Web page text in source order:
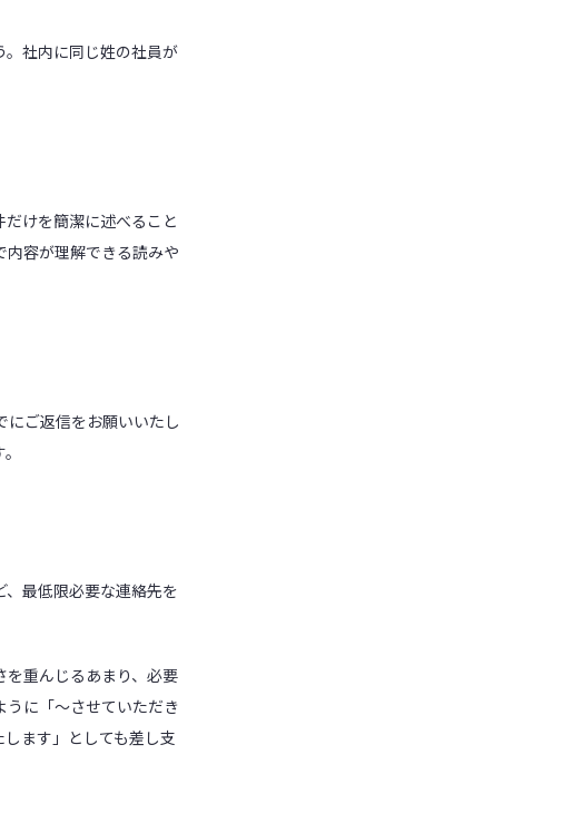
社内に同じ姓の社員が
けを簡潔に述べること
容が理解できる読みや
ご返信をお願いいたし
最低限必要な連絡先を
重んじるあまり、必要
に「～させていただき
ます」としても差し支